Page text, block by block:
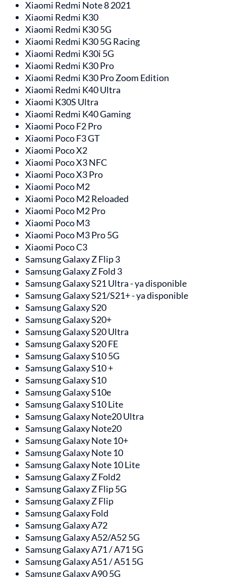
Xiaomi Redmi Note 8 2021
Xiaomi Redmi K30
Xiaomi Redmi K30 5G
Xiaomi Redmi K30 5G Racing
Xiaomi Redmi K30i 5G
Xiaomi Redmi K30 Pro
Xiaomi Redmi K30 Pro Zoom Edition
Xiaomi Redmi K40 Ultra
Xiaomi K30S Ultra
Xiaomi Redmi K40 Gaming
Xiaomi Poco F2 Pro
Xiaomi Poco F3 GT
Xiaomi Poco X2
Xiaomi Poco X3 NFC
Xiaomi Poco X3 Pro
Xiaomi Poco M2
Xiaomi Poco M2 Reloaded
Xiaomi Poco M2 Pro
Xiaomi Poco M3
Xiaomi Poco M3 Pro 5G
Xiaomi Poco C3
Samsung Galaxy Z Flip 3
Samsung Galaxy Z Fold 3
Samsung Galaxy S21 Ultra - ya disponible
Samsung Galaxy S21/S21+ - ya disponible
Samsung Galaxy S20
Samsung Galaxy S20+
Samsung Galaxy S20 Ultra
Samsung Galaxy S20 FE
Samsung Galaxy S10 5G
Samsung Galaxy S10 +
Samsung Galaxy S10
Samsung Galaxy S10e
Samsung Galaxy S10 Lite
Samsung Galaxy Note20 Ultra
Samsung Galaxy Note20
Samsung Galaxy Note 10+
Samsung Galaxy Note 10
Samsung Galaxy Note 10 Lite
Samsung Galaxy Z Fold2
Samsung Galaxy Z Flip 5G
Samsung Galaxy Z Flip
Samsung Galaxy Fold
Samsung Galaxy A72
Samsung Galaxy A52/A52 5G
Samsung Galaxy A71 / A71 5G
Samsung Galaxy A51 / A51 5G
Samsung Galaxy A90 5G